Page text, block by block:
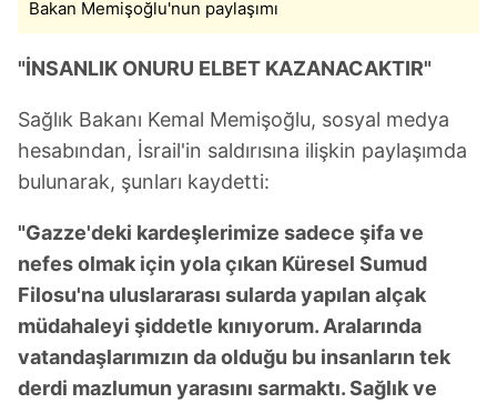
Bakan Memişoğlu'nun paylaşımı
"İNSANLIK ONURU ELBET KAZANACAKTIR"
Sağlık Bakanı Kemal Memişoğlu, sosyal medya
hesabından, İsrail'in saldırısına ilişkin paylaşımda
bulunarak, şunları kaydetti:
"Gazze'deki kardeşlerimize sadece şifa ve
nefes olmak için yola çıkan Küresel Sumud
Filosu'na uluslararası sularda yapılan alçak
müdahaleyi şiddetle kınıyorum. Aralarında
vatandaşlarımızın da olduğu bu insanların tek
derdi mazlumun yarasını sarmaktı. Sağlık ve